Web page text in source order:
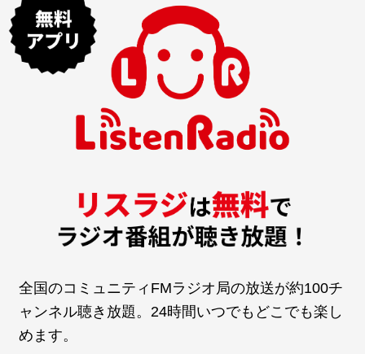
全国のコミュニティFMラジオ局の放送が約100チ
ャンネル聴き放題。24時間いつでもどこでも楽し
めます。